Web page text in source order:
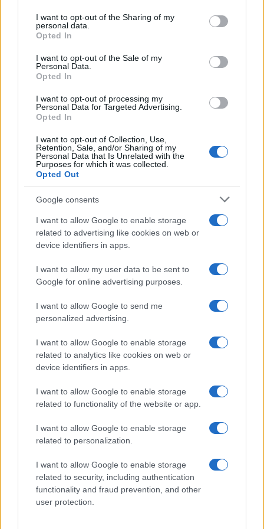
not limited to your visit or usage behaviour. You may click to
grant or deny consent to Google and its third-party tags to
use your data for below specified purposes in below Google
consent section.
I want to opt-out of the Sharing of my
personal data.
Opted In
I want to opt-out of the Sale of my
Personal Data.
Opted In
I want to opt-out of processing my
Personal Data for Targeted Advertising.
Opted In
I want to opt-out of Collection, Use,
Retention, Sale, and/or Sharing of my
Personal Data that Is Unrelated with the
Purposes for which it was collected.
Opted Out
Google consents
I want to allow Google to enable storage
related to advertising like cookies on web or
device identifiers in apps.
I want to allow my user data to be sent to
Google for online advertising purposes.
I want to allow Google to send me
personalized advertising.
I want to allow Google to enable storage
related to analytics like cookies on web or
device identifiers in apps.
I want to allow Google to enable storage
related to functionality of the website or app.
I want to allow Google to enable storage
related to personalization.
I want to allow Google to enable storage
related to security, including authentication
functionality and fraud prevention, and other
user protection.
Več iz kraja Ravne na Koroškem
Kovinska ograja po meri: kako
izvedbo
dežja
Z vlakom po Koroški: Manj
gneče, več udobja
Na Ravenskih dnevih boste
žurali s Kingstoni in Zmelkoowi
Več iz kategorije Novice
Od 11. avgusta popolna zapora
izvedbo
Z vlakom po Koroški: Manj
gneče, več udobja
Za pomoč kmetom zaradi
nepredvidljivih dogodkov do
115.000 evrov sredstev
Obvestila